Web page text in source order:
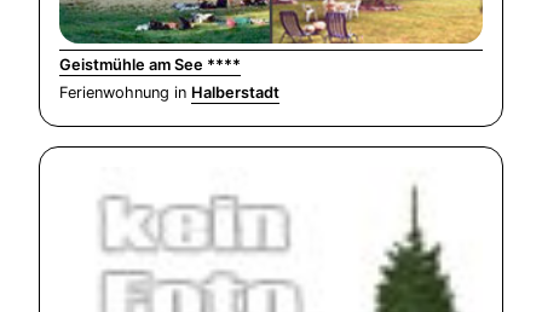
Geistmühle am See ****
Ferienwohnung in Halberstadt